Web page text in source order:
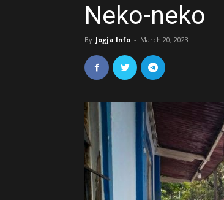
Neko-neko
By Jogja Info - March 20, 2023